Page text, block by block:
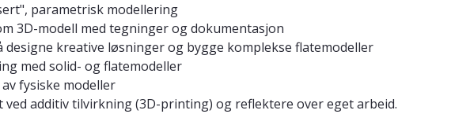
parametrisk modellering
3D-modell med tegninger og dokumentasjon
kreative løsninger og bygge komplekse flatemodeller
med solid- og flatemodeller
fysiske modeller
additiv tilvirkning (3D-printing) og reflektere over eget arbeid.